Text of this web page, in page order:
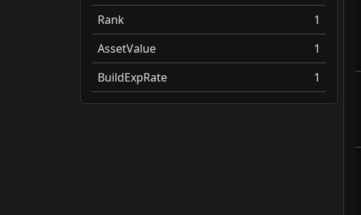
Rank
1
AssetValue
1
BuildExpRate
1